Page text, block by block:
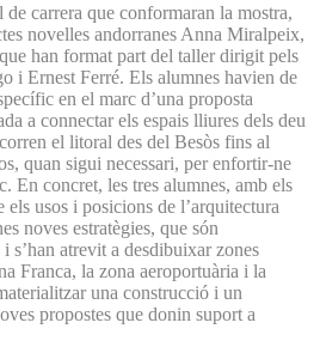
carrera que conformaran la mostra,
novelles andorranes Anna Miralpeix,
han format part del taller dirigit pels
i Ernest Ferré. Els alumnes havien de
en el marc d’una proposta
a connectar els espais lliures dels deu
el litoral des del Besòs fins al
quan sigui necessari, per enfortir-ne
En concret, les tres alumnes, amb els
usos i posicions de l’arquitectura
noves estratègies, que són
s’han atrevit a desdibuixar zones
Franca, la zona aeroportuària i la
una construcció i un
propostes que donin suport a